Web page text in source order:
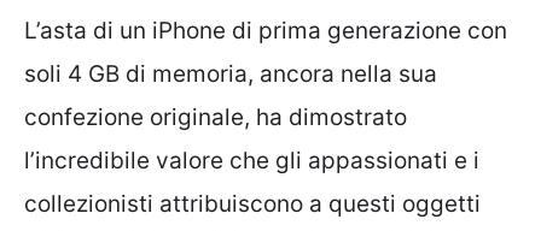
L’asta di un iPhone di prima generazione con
soli 4 GB di memoria, ancora nella sua
confezione originale, ha dimostrato
l’incredibile valore che gli appassionati e i
collezionisti attribuiscono a questi oggetti